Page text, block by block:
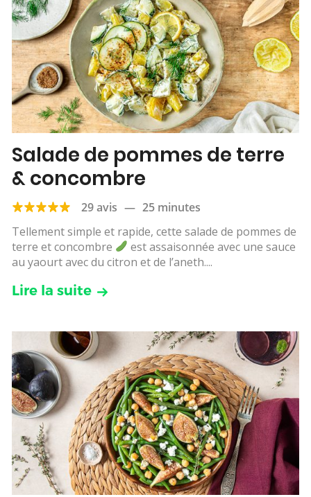
Salade de pommes de terre
& concombre
29 avis — 25 minutes
Tellement simple et rapide, cette salade de pommes de
terre et concombre
est assaisonnée avec une sauce
au yaourt avec du citron et de l’aneth....
Lire la suite